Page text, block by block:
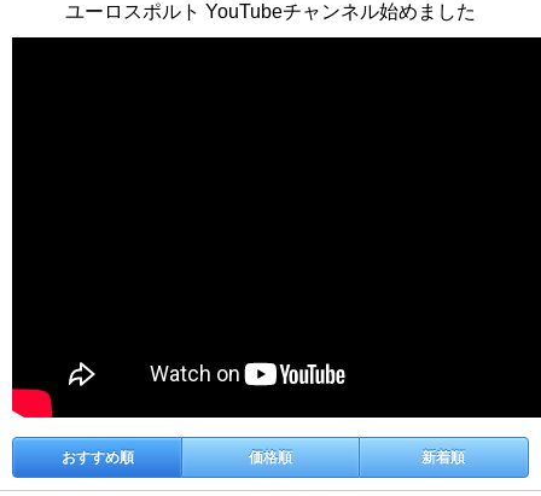
ユーロスポルト YouTubeチャンネル始めました
おすすめ順 価格順 新着順